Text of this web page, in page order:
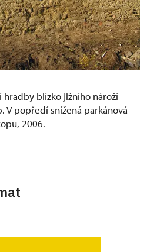
hradby blízko jižního nároží
V popředí snížená parkánová
2006.